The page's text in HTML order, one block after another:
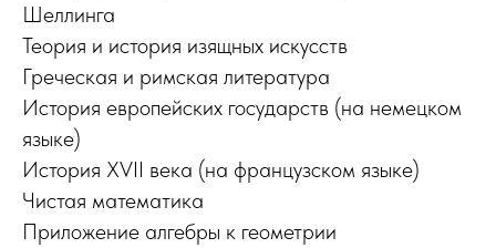
Шеллинга
Теория и история изящных искусств
Греческая и римская литература
История европейских государств (на немецком
языке)
История XVII века (на французском языке)
Чистая математика
Приложение алгебры к геометрии